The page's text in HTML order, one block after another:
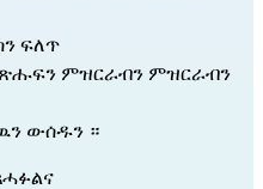
ፍለጥ
ምዝርራብን ምዝርራብን
ውሰዱን ።